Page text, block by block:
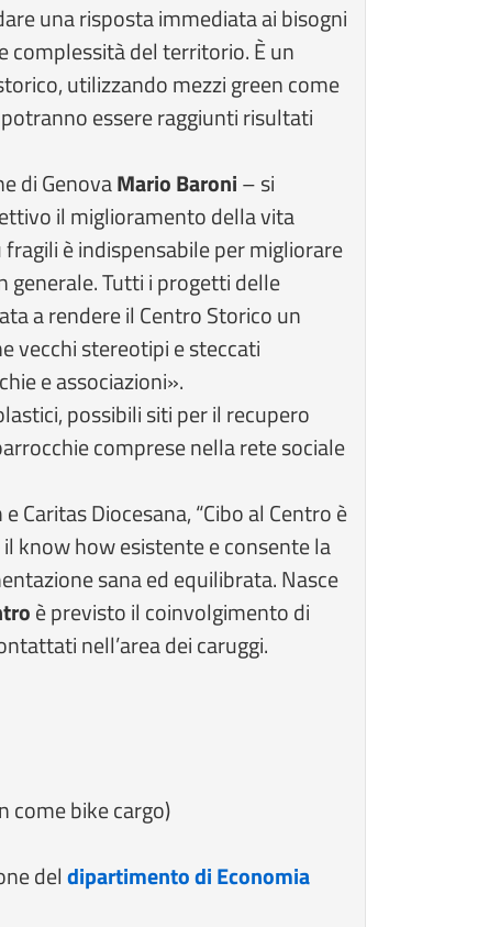
una risposta immediata ai bisogni
complessità del territorio. È un
utilizzando mezzi green come
essere raggiunti risultati
di GenovaMario Baroni– si
il miglioramento della vita
è indispensabile per migliorare
generale. Tutti i progetti delle
a rendere il Centro Storico un
vecchi stereotipi e steccati
e associazioni».
possibili siti per il recupero
comprese nella rete sociale
Diocesana, “Cibo al Centro è
know how esistente e consente la
sana ed equilibrata. Nasce
è previsto il coinvolgimento di
nell’area dei caruggi.
come bike cargo)
deldipartimento di Economia